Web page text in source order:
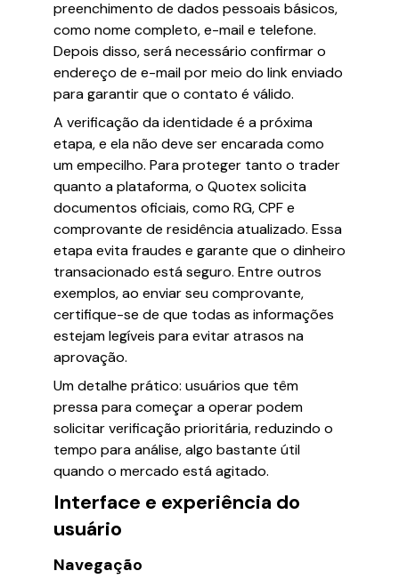
preenchimento de dados pessoais básicos,
como nome completo, e-mail e telefone.
Depois disso, será necessário confirmar o
endereço de e-mail por meio do link enviado
para garantir que o contato é válido.
A verificação da identidade é a próxima
etapa, e ela não deve ser encarada como
um empecilho. Para proteger tanto o trader
quanto a plataforma, o Quotex solicita
documentos oficiais, como RG, CPF e
comprovante de residência atualizado. Essa
etapa evita fraudes e garante que o dinheiro
transacionado está seguro. Entre outros
exemplos, ao enviar seu comprovante,
certifique-se de que todas as informações
estejam legíveis para evitar atrasos na
aprovação.
Um detalhe prático: usuários que têm
pressa para começar a operar podem
solicitar verificação prioritária, reduzindo o
tempo para análise, algo bastante útil
quando o mercado está agitado.
Interface e experiência do
usuário
Navegação